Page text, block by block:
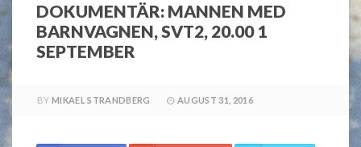
DOKUMENTÄR: MANNEN MED
BARNVAGNEN, SVT2, 20.00 1
SEPTEMBER
BY MIKAEL STRANDBERG AUGUST 31, 2016